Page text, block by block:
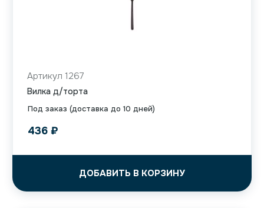
Под заказ (доставка до 10 дней)
Артикул 1267
Вилка д/торта
436 ₽
ДОБАВИТЬ В КОРЗИНУ